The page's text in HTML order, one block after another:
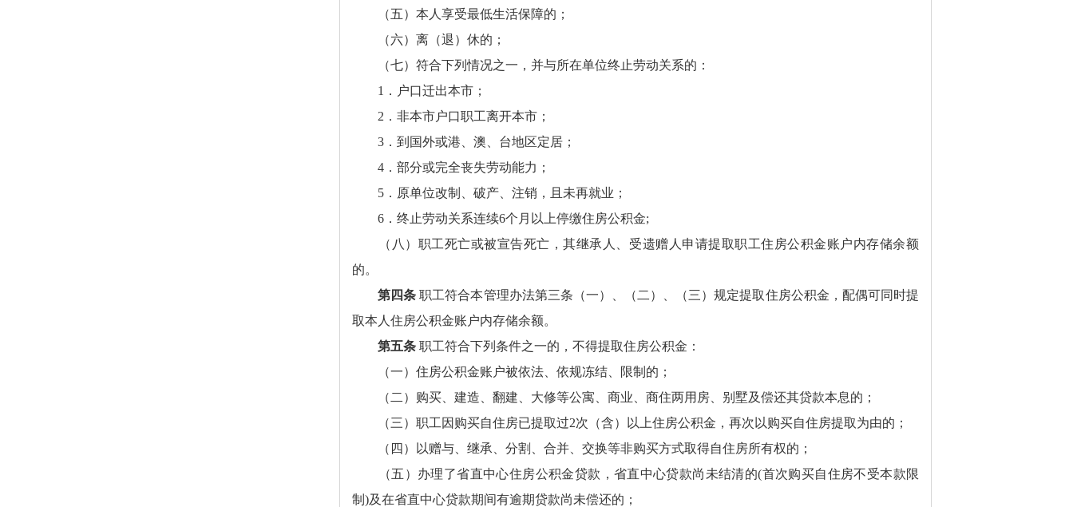
（五）本人享受最低生活保障的；
（六）离（退）休的；
（七）符合下列情况之一，并与所在单位终止劳动关系的：
1 ．户口迁出本市；
2 ．非本市户口职工离开本市；
3 ．到国外或港、澳、台地区定居；
4 ．部分或完全丧失劳动能力；
5 ．原单位改制、破产、注销，且未再就业；
6 ．终止劳动关系连续6个月以上停缴住房公积金;
（八）职工死亡或被宣告死亡，其继承人、受遗赠人申请提取职工住房公积金账户内存储余额
的。
第四条 职工符合本管理办法第三条（一）、（二）、（三）规定提取住房公积金，配偶可同时提
取本人住房公积金账户内存储余额。
第五条 职工符合下列条件之一的，不得提取住房公积金：
（一）住房公积金账户被依法、依规冻结、限制的；
（二）购买、建造、翻建、大修等公寓、商业、商住两用房、别墅及偿还其贷款本息的；
（三）职工因购买自住房已提取过2次（含）以上住房公积金，再次以购买自住房提取为由的；
（四）以赠与、继承、分割、合并、交换等非购买方式取得自住房所有权的；
（五）办理了省直中心住房公积金贷款，省直中心贷款尚未结清的(首次购买自住房不受本款限
制 )及在省直中心贷款期间有逾期贷款尚未偿还的；